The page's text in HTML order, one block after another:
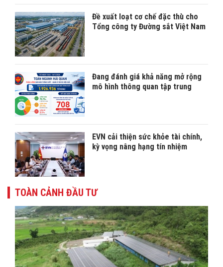
Đề xuất loạt cơ chế đặc thù cho
Tổng công ty Đường sắt Việt Nam
Đang đánh giá khả năng mở rộng
mô hình thông quan tập trung
EVN cải thiện sức khỏe tài chính,
kỳ vọng nâng hạng tín nhiệm
TOÀN CẢNH ĐẦU TƯ